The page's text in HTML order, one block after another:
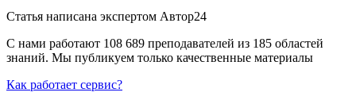
Статья написана экспертом Автор24
С нами работают 108 689 преподавателей из 185 областей
знаний. Мы публикуем только качественные материалы
Как работает сервис?